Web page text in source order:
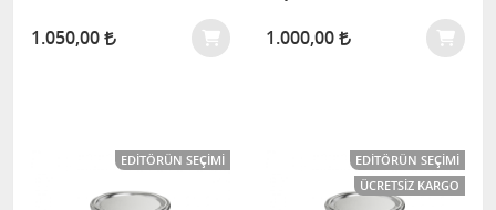
1.050,00 1.000,00
EDITÖRÜN SEÇIMI
EDITÖRÜN SEÇIMI
ÜCRETSIZ KARGO